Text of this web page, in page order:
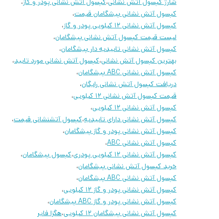
و دارای طول عمر بالا
نازل اختصاصی طراحی اسپانیا
طراحی اختصاصی گپ پایین و بالا
پلمپ مینی فست ۱۲/۵ سانت
درصورت نیاز به شارژ کپسول خودتون میدتونید باشماره های گذاشته
شده تماس بگیرید
جهت کسب اطلاعات بیشتر با ما در ارتباط باشید.
09229282240
شارژ کپسول آتش نشانی،کپسول آتش نشانی پودر و گاز،
کپسول آتش نشانی پیشگامان قیمت،
کپسول آتش نشانی 12 کیلویی پودر و گاز
،
لیست قیمت کپسول آتش نشانی پیشگامان،
کپسول آتش نشانی تاییدیه دار پیشگامان،
بهترین کپسول آتش نشانی،کپسول آتش نشانی مورد تایید،
کپسول آتش نشانی ABC پیشگامان
،
دریافت کپسول آتش نشانی رایگان،
قیمت کپسول آتش نشانی 12 کیلویی
،
کپسول آتش نشانی 12 کیلویی
،
کپسول آتش نشانی دارای تاییدیه،کپسول آتشنشانی قیمت،
کپسول آتش نشانی پودر و گاز پیشگامان،
کپسول آتش نشانی ABC
،
کپسول آتش نشانی 12 کیلویی پودری
،کپسول پیشگامان،
خرید کپسول آتش نشانی پیشگامان،
کپسول آتش نشانی ABC پیشگامان
،
کپسول آتش نشانی پودر و گاز 12 کیلویی
،
کپسول آتش نشانی پودر و گاز ABC پیشگامان
،
کپسول آتش نشانی پیشگامان 12 کیلویی
،هگزا فایر